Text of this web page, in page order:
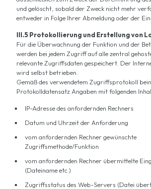
und gelöscht, sobald der Zweck nicht mehr
entweder in Folge Ihrer Abmeldung oder der
III.5 Protokollierung und Erstellung von
Für die Überwachnung der Funktion und der
werden bei jedem Zugriff auf alle zentral
relevante Zugriffsdaten gespeichert. Der
wird selbst betrieben.
Gemäß des verwendetem Zugriffsprotokoll
Protokolldatensatz Angaben mit folgenden
IP-Adresse des anfordernden Rechners
Datum und Uhrzeit der Anforderung
vom anfordernden Rechner gewünschte
Zugriffsmethode/Funktion
vom anfordernden Rechner übermittelte
(Dateiname etc.)
Zugriffsstatus des Web-Servers (Datei